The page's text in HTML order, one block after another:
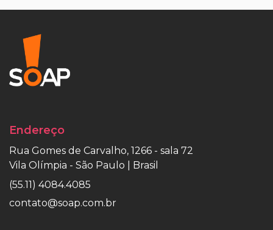
Endereço
Rua Gomes de Carvalho, 1266 - sala 72
Vila Olímpia - São Paulo | Brasil
(55.11) 4084.4085
contato@soap.com.br